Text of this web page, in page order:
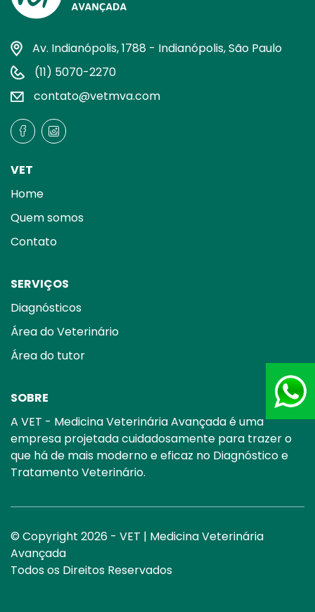
Av. Indianópolis, 1788 - Indianópolis, São Paulo
(11) 5070-2270
contato@vetmva.com
VET
Home
Quem somos
Contato
SERVIÇOS
Diagnósticos
Área do Veterinário
Área do tutor
SOBRE
A VET - Medicina Veterinária Avançada é uma
empresa projetada cuidadosamente para trazer o
que há de mais moderno e eficaz no Diagnóstico e
Tratamento Veterinário.
© Copyright 2026 - VET | Medicina Veterinária
Avançada
Todos os Direitos Reservados
+55